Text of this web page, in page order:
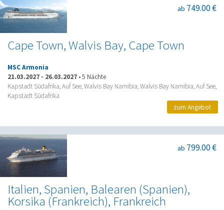
Cape Town, Walvis Bay, Cape Town
ab 749.00 €
MSC Armonia
21.03.2027 - 26.03.2027 •5 Nächte
Kapstadt Südafrika, Auf See, Walvis Bay Namibia, Walvis Bay Namibia, Auf See,
Kapstadt Südafrika
zum Angebot
Italien, Spanien, Balearen (Spanien),
Korsika (Frankreich), Frankreich
ab 799.00 €